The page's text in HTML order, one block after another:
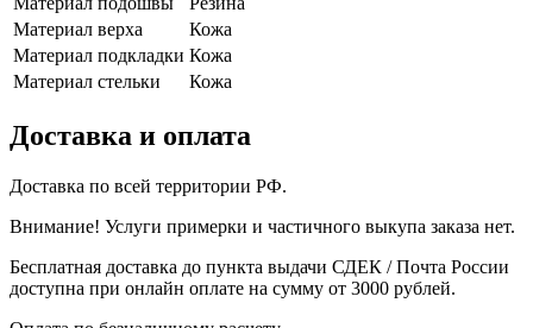
Материал верха
Кожа
Материал подкладки Кожа
Материал стельки
Кожа
Доставка и оплата
Доставка по всей территории РФ.
Внимание! Услуги примерки и частичного выкупа заказа нет.
Бесплатная доставка до пункта выдачи СДЕК / Почта России
доступна при онлайн оплате на сумму от 3000 рублей.